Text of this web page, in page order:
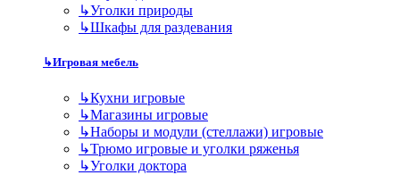
↳Уголки природы
↳Шкафы для раздевания
↳Игровая мебель
↳Кухни игровые
↳Магазины игровые
↳Наборы и модули (стеллажи) игровые
↳Трюмо игровые и уголки ряженья
↳Уголки доктора